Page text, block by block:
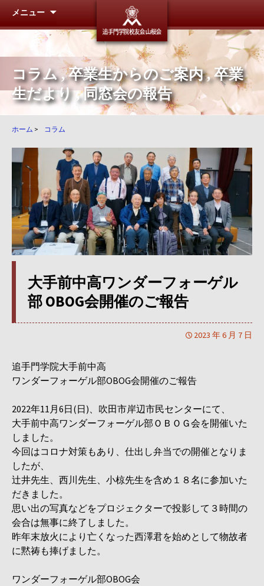
追手門学
メニュー
コラム,卒業生からのご案内,卒業
生だより,同窓会の報告
ホーム > コラム
大手前中高ワンダーフォーゲル
部 OBOG会開催のご報告
2023 年 6 月 7 日
追手門学院大手前中高
ワンダーフォーゲル部OBOG会開催のご報告
2022年11月6日(日)、吹田市岸辺市民センターにて、
大手前中高ワンダーフォーゲル部ＯＢＯＧ会を開催いた
しました。
今回はコロナ対策もあり、仕出し弁当での開催となりま
したが、
辻井先生、西川先生、小椋先生を含め１８名に参加いた
だきました。
思い出の写真などをプロジェクターで投影して３時間の
会合は無事に終了しました。
昨年末放火により亡くなった西澤君を始めとして物故者
に黙祷も捧げました。
ワンダーフォーゲル部OBOG会